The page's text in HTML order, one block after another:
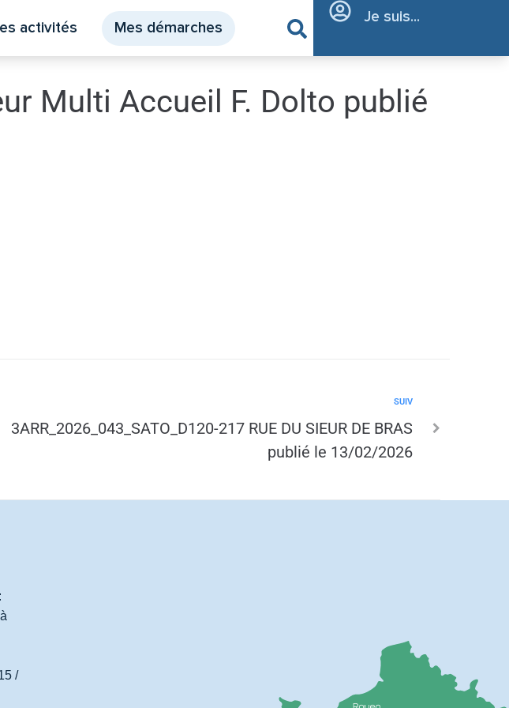
activités Mes démarches
Je suis...
Multi Accueil F. Dolto publié
SUIV
3ARR_2026_043_SATO_D120-217 RUE DU SIEUR DE BRAS
publié le 13/02/2026
/